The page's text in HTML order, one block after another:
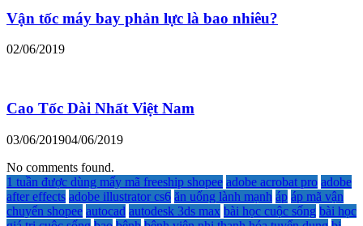
Vận tốc máy bay phản lực là bao nhiêu?
02/06/2019
Cao Tốc Dài Nhất Việt Nam
03/06/201904/06/2019
No comments found.
1 tuần được dùng mấy mã freeship shopee adobe acrobat pro adobe
after effects adobe illustrator cs6 ăn uống lành mạnh áp áp mã vận
chuyển shopee autocad autodesk 3ds max bài học cuộc sống bài học